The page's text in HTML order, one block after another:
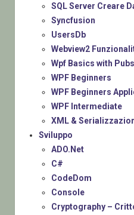
SQL Server Creare
Syncfusion
UsersDb
Webview2
Wpf Basics with Pubs
WPF Beginners
WPF Beginners
WPF Intermediate
XML &
Sviluppo
ADO.Net
C#
CodeDom
Console
Cryptography –